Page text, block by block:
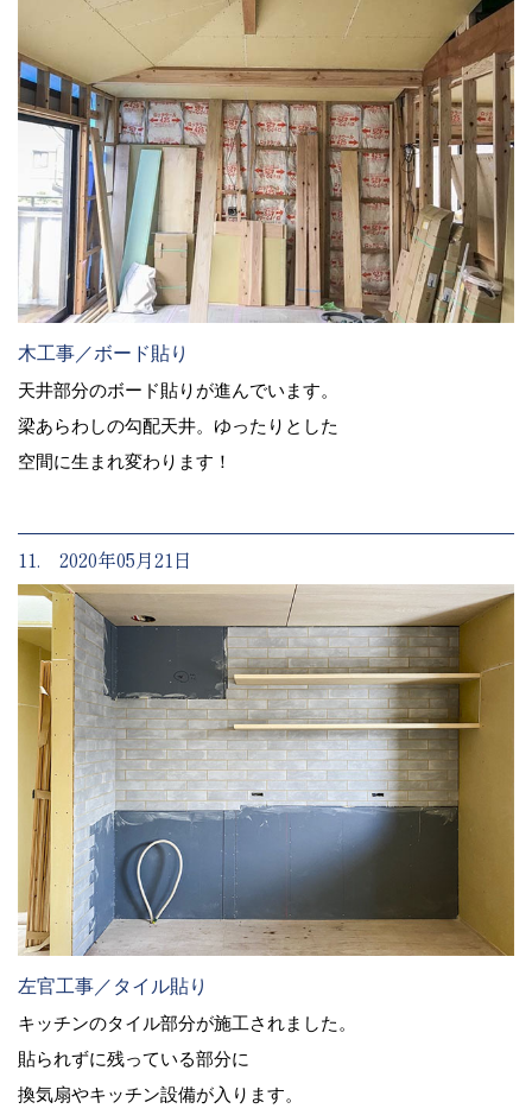
木工事／ボード貼り
天井部分のボード貼りが進んでいます。
梁あらわしの勾配天井。ゆったりとした
空間に生まれ変わります！
11. 2020年05月21日
左官工事／タイル貼り
キッチンのタイル部分が施工されました。
貼られずに残っている部分に
換気扇やキッチン設備が入ります。